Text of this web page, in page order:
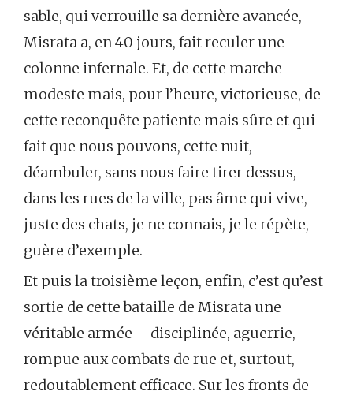
sable, qui verrouille sa dernière avancée,
Misrata a, en 40 jours, fait reculer une
colonne infernale. Et, de cette marche
modeste mais, pour l’heure, victorieuse, de
cette reconquête patiente mais sûre et qui
fait que nous pouvons, cette nuit,
déambuler, sans nous faire tirer dessus,
dans les rues de la ville, pas âme qui vive,
juste des chats, je ne connais, je le répète,
guère d’exemple.
Et puis la troisième leçon, enfin, c’est qu’est
sortie de cette bataille de Misrata une
véritable armée – disciplinée, aguerrie,
rompue aux combats de rue et, surtout,
redoutablement efficace. Sur les fronts de